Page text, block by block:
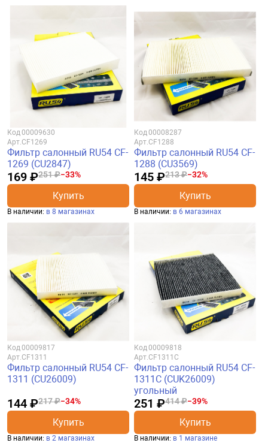
Код00009630
Арт.CF1269
Фильтр салонный RU54 CF-
1269 (CU2847)
169 ₽251 ₽−33%
Купить
В наличии: в 8 магазинах
Код00008287
Арт.CF1288
Фильтр салонный RU54 CF-
1288 (CU3569)
145 ₽213 ₽−32%
Купить
В наличии: в 6 магазинах
Код00009817
Арт.CF1311
Фильтр салонный RU54 CF-
1311 (CU26009)
144 ₽217 ₽−34%
Купить
В наличии: в 2 магазинах
Код00009818
Арт.CF1311C
Фильтр салонный RU54 CF-
1311C (CUK26009)
угольный
251 ₽414 ₽−39%
Купить
В наличии: в 1 магазине